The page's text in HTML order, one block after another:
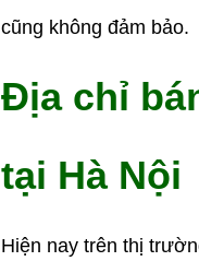
cũng không đảm bảo.
Địa chỉ
tại Hà Nội
Hiện nay trên thị